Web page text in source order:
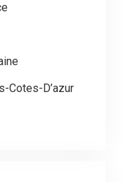
Cotes-D’azur